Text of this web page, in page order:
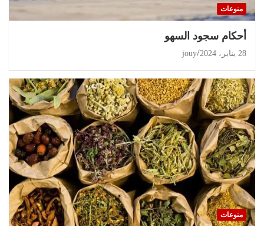
منوعات
أحكام سجود السهو
28 يناير، 2024 jouy
منوعات